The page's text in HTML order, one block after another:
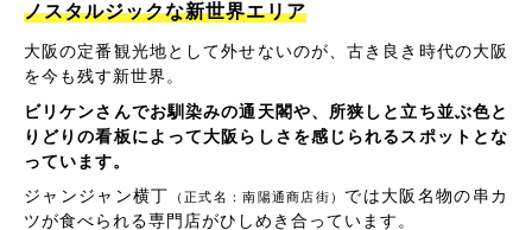
ノスタルジックな新世界エリア
大阪の定番観光地として外せないのが、古き良き時代の大阪
を今も残す新世界。
ビリケンさんでお馴染みの通天閣や、所狭しと立ち並ぶ色と
りどりの看板によって大阪らしさを感じられるスポットとな
っています。
ジャンジャン横丁
（正式名：南陽通商店街） では大阪名物の串カ
ツが食べられる専門店がひしめき合っています。